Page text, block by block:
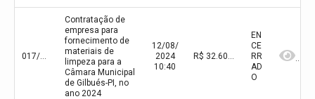
017/2024
Contratação de
empresa para
fornecimento de
materiais de
limpeza para a
Câmara Municipal
de Gilbués-PI, no
ano 2024
12/08/
2024
10:40
R$ 32.605,30(valor inicial) R$ 32.605,30(valor atualizado)
EN
CE
RR
AD
O